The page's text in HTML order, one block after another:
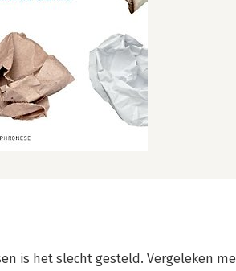
is het slecht gesteld. Vergeleken